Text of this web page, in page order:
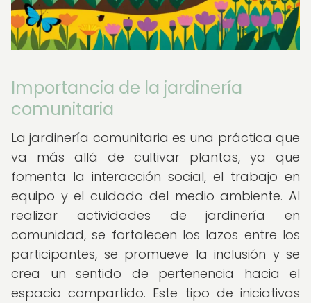
Importancia de la jardinería
comunitaria
La jardinería comunitaria es una práctica que
va más allá de cultivar plantas, ya que
fomenta la interacción social, el trabajo en
equipo y el cuidado del medio ambiente. Al
realizar actividades de jardinería en
comunidad, se fortalecen los lazos entre los
participantes, se promueve la inclusión y se
crea un sentido de pertenencia hacia el
espacio compartido. Este tipo de iniciativas